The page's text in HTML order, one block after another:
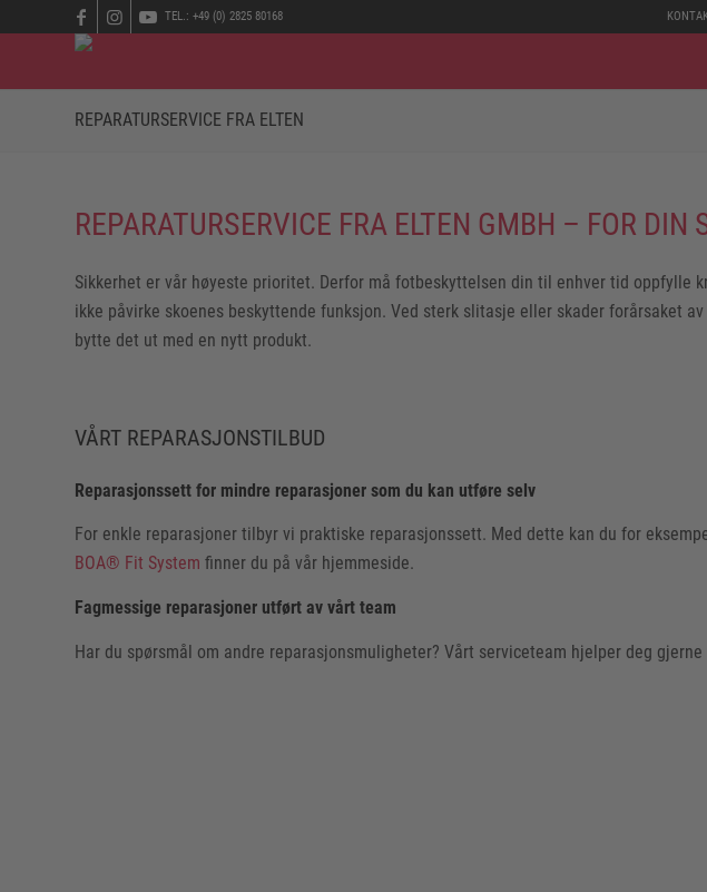
TEL.: +49 (0) 2825 80168
REPARATURSERVICE FRA ELTEN
REPARATURSERVICE FRA ELTEN GMBH – FOR DIN
Sikkerhet er vår høyeste prioritet. Derfor må fotbeskyttelsen din til enhver tid oppfylle
ikke påvirke skoenes beskyttende funksjon. Ved sterk slitasje eller skader forårsaket
bytte det ut med en nytt produkt.
VÅRT REPARASJONSTILBUD
Reparasjonssett for mindre reparasjoner som du kan utføre selv
For enkle reparasjoner tilbyr vi praktiske reparasjonssett. Med dette kan du for
BOA® Fit System finner du på vår hjemmeside.
Fagmessige reparasjoner utført av vårt team
Har du spørsmål om andre reparasjonsmuligheter? Vårt serviceteam hjelper deg